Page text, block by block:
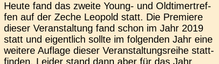
Heute fand das zweite Young- und Old­ti­mer­tref­
fen auf der Zeche Leo­pold statt. Die Pre­mie­re
dieser Ver­an­stal­tung fand schon im Jahr 2019
statt und eigent­lich sollte im fol­gen­den Jahr eine
wei­te­re Auf­la­ge dieser Ver­an­stal­tungs­rei­he statt­
fin­den. Leider stand dann aber für das Jahr